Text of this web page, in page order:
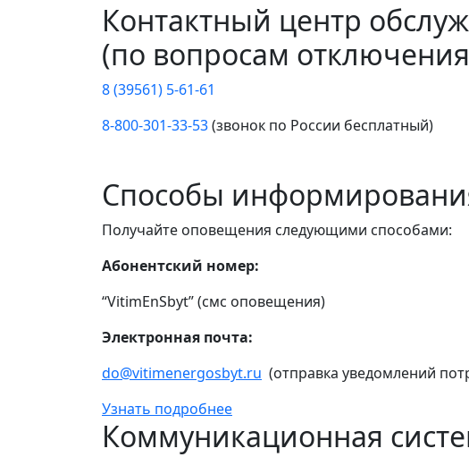
Контактный центр
(по вопросам
8 (39561) 5-61-61
8-800-301-33-53(звонок по России бесплатный)
Способы
Получайте оповещения следующими способами:
Абонентский номер:
“VitimEnSbyt” (смс оповещения)
Электронная почта:
do@vitimenergosbyt.ru (отправка уведомлений
Узнать подробнее
Коммуникационная